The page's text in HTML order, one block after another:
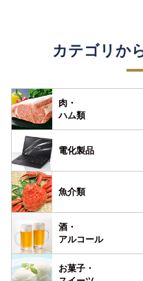
カテゴリか
肉・
ハム類
電化製品
魚介類
酒・
アルコール
お菓子・